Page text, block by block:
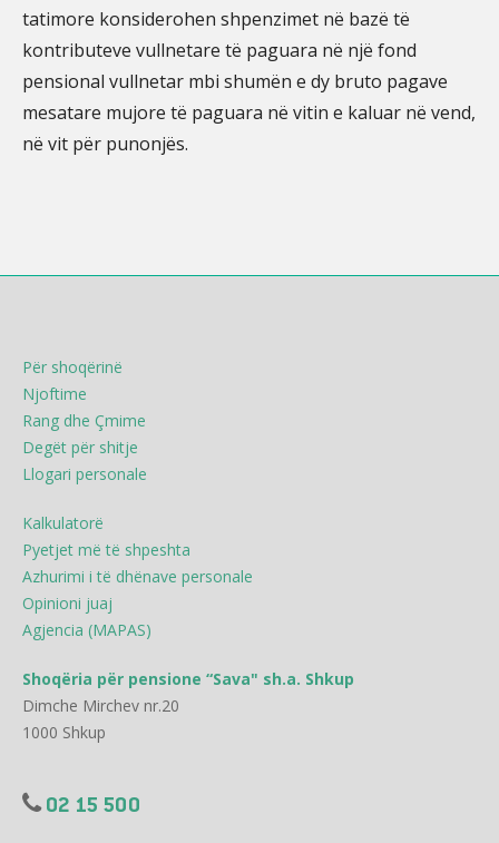
tatimore konsiderohen shpenzimet në bazë të
kontributeve vullnetare të paguara në një fond
pensional vullnetar mbi shumën e dy bruto pagave
mesatare mujore të paguara në vitin e kaluar në vend,
në vit për punonjës.
Për shoqërinë
Njoftime
Rang dhe Çmime
Degët për shitje
Llogari personale
Kalkulatorë
Pyetjet më të shpeshta
Azhurimi i të dhënave personale
Opinioni juaj
Agjencia (MAPAS)
Shoqëria për pensione “Sava" sh.a. Shkup
Dimche Mirchev nr.20
1000 Shkup
02 15 500